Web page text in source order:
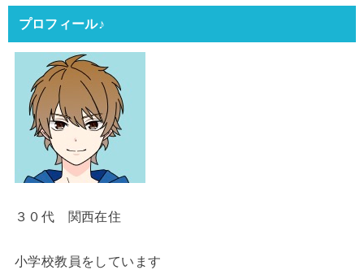
プロフィール♪
３０代 関西在住
小学校教員をしています